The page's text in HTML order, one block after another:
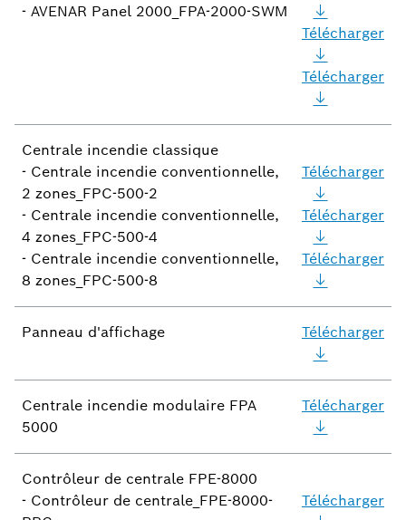
- AVENAR Panel 2000_FPA-2000-SWM
Télécharger
Télécharger
Centrale incendie classique
- Centrale incendie conventionnelle,
2 zones_FPC-500-2
- Centrale incendie conventionnelle,
4 zones_FPC-500-4
- Centrale incendie conventionnelle,
8 zones_FPC-500-8
Télécharger
Télécharger
Télécharger
Panneau d'affichage Télécharger
Centrale incendie modulaire FPA
5000
Télécharger
Contrôleur de centrale FPE-8000
- Contrôleur de centrale_FPE-8000-
Télécharger